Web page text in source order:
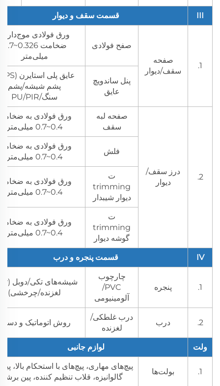
III قسمت سقف و دیوار
1.
صفحه
سقف/دیوار
صفح فولادی
ورق فولادی موج‌دار
ضخامت 0.326~0.7
میلی‌متر
پنل ساندویچ
عایق
پشم شیشه/پشم
سنگ/PU/PIR
2.
درز سقف/
دیوار
صفحه لبه
سقف
ورق فولادی به
0.4~0.7 میلی‌متر
فلش
ورق فولادی به
0.4~0.7 میلی‌متر
ت
trimming
دیوار شیبدار
ورق فولادی به
0.4~0.7 میلی‌متر
ت
trimming
گوشه دیوار
ورق فولادی به
0.4~0.7 میلی‌متر
IV قسمت پنجره و درب
1. پنجره
چارچوب
PVC/
آلومینیومی
شیشه‌های تکی/دوبل
لغزنده/چرخشی)
2. درب
درب غلطکی/
لغزنده
روش اتوماتیک و
ولت لوازم جانبی
1. بولت‌ها
پیچ‌های مهاری، پیچ‌های با استحکام بالا،
گالوانیزه، قلاب تنظیم کننده، پین